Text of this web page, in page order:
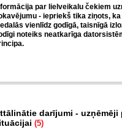
par lielveikalu čekiem
- iepriekš tika ziņots,
vienlīdz godīgā, taisnīgā
noteiks neatkarīga
darījumi - uzņēmēji
(5)